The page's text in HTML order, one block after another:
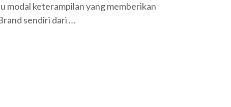
modal keterampilan yang memberikan
sendiri dari …